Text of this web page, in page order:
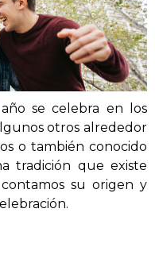
se celebra en los
otros alrededor
o también conocido
tradición que existe
su origen y